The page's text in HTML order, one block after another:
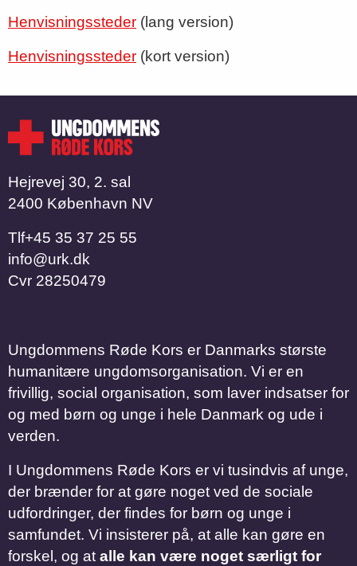
Henvisningssteder (lang version)
Henvisningssteder (kort version)
Hejrevej 30, 2. sal
2400 København NV
Tlf​​​​​​​+45 35 37 25 55
info@urk.dk
Cvr 28250479
Ungdommens Røde Kors er Danmarks største
humanitære ungdomsorganisation. Vi er en
frivillig, social organisation, som laver indsatser for
og med børn og unge i hele Danmark og ude i
verden.
I Ungdommens Røde Kors er vi tusindvis af unge,
der brænder for at gøre noget ved de sociale
udfordringer, der findes for børn og unge i
samfundet. Vi insisterer på, at alle kan gøre en
forskel, og at alle kan være noget særligt for